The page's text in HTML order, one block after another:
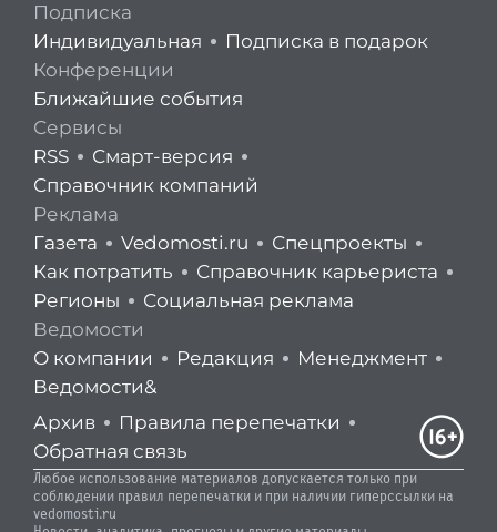
Подписка
Индивидуальная
Подписка в подарок
Конференции
Ближайшие события
Сервисы
RSS
Смарт-версия
Справочник компаний
Реклама
Газета
Vedomosti.ru
Спецпроекты
Как потратить
Справочник карьериста
Регионы
Социальная реклама
Ведомости
О компании
Редакция
Менеджмент
Ведомости&
Архив
Правила перепечатки
Обратная связь
Любое использование материалов допускается только при
соблюдении правил перепечатки и при наличии гиперссылки на
vedomosti.ru